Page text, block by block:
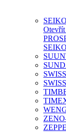
SEIKO
Otevřít